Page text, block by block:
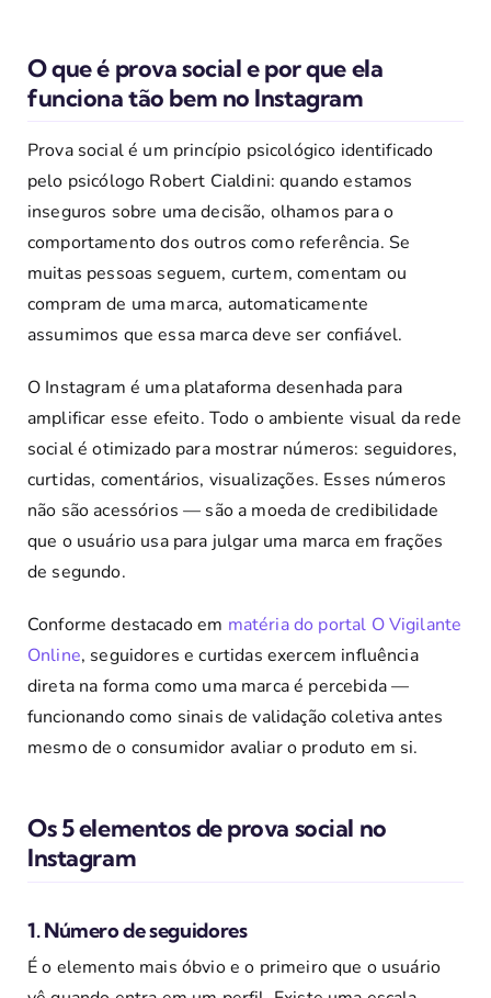
O que é prova social e por que ela
funciona tão bem no Instagram
Prova social é um princípio psicológico identificado
pelo psicólogo Robert Cialdini: quando estamos
inseguros sobre uma decisão, olhamos para o
comportamento dos outros como referência. Se
muitas pessoas seguem, curtem, comentam ou
compram de uma marca, automaticamente
assumimos que essa marca deve ser confiável.
O Instagram é uma plataforma desenhada para
amplificar esse efeito. Todo o ambiente visual da rede
social é otimizado para mostrar números: seguidores,
curtidas, comentários, visualizações. Esses números
não são acessórios — são a moeda de credibilidade
que o usuário usa para julgar uma marca em frações
de segundo.
Conforme destacado em matéria do portal O Vigilante
Online, seguidores e curtidas exercem influência
direta na forma como uma marca é percebida —
funcionando como sinais de validação coletiva antes
mesmo de o consumidor avaliar o produto em si.
Os 5 elementos de prova social no
Instagram
1. Número de seguidores
É o elemento mais óbvio e o primeiro que o usuário